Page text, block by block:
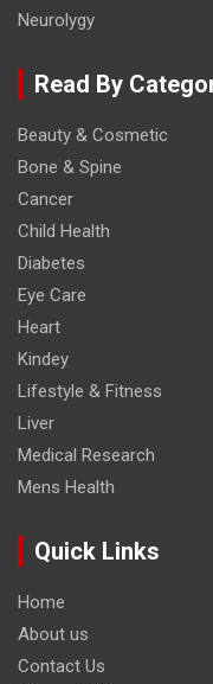
Neurolygy
Read By
Beauty & Cosmetic
Bone & Spine
Cancer
Child Health
Diabetes
Eye Care
Heart
Kindey
Lifestyle & Fitness
Liver
Medical Research
Mens Health
Quick Links
Home
About us
Contact Us